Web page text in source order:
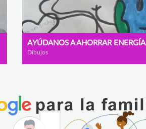
AYÚDANOS A AHORRAR ENERGÍA
Dibujos